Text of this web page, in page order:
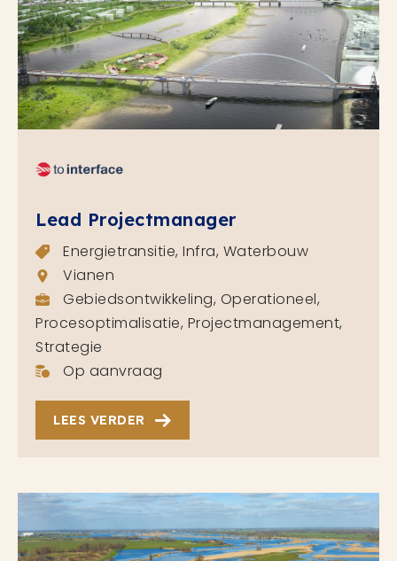
Lead Projectmanager
Energietransitie, Infra, Waterbouw
Vianen
Gebiedsontwikkeling, Operationeel,
Procesoptimalisatie, Projectmanagement,
Strategie
Op aanvraag
LEES VERDER